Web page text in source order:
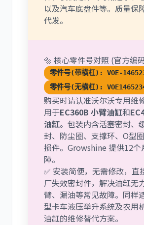
以及汽车底盘件等。质量保
代发。
🔩 核心零件号对照 (官方编
零件号(带横杠): VOE-
零件号(无横杠):
购买时请认准沃尔沃专用维
用于EC360B 小臂油缸和
油缸。包装内含活塞密封、
封、防尘圈、支撑环、O型
损件。Growshine 提供12个
障。
✅ 安装简便，无需修改，直
厂失效密封件，解决油缸无
臂、漏油等常见故障。同样
型卡车液压举升系统及农用
油缸的维修替代方案。